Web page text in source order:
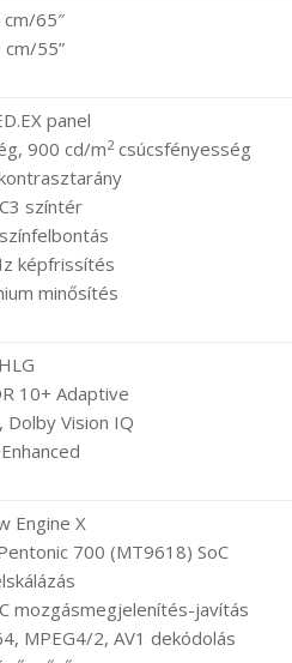
cm/65″
cm/55”
panel
900 cd/m2csúcsfényesség
színtér
képfrissítés
minősítés
HLG
10+ Adaptive
Dolby Vision IQ
Engine X
700 (MT9618) SoC
mozgásmegjelenítés-javítás
MPEG4/2, AV1 dekódolás